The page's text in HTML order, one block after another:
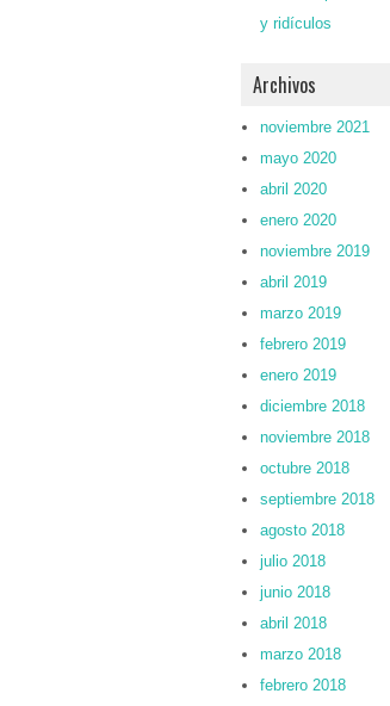
y ridículos
Archivos
noviembre 2021
mayo 2020
abril 2020
enero 2020
noviembre 2019
abril 2019
marzo 2019
febrero 2019
enero 2019
diciembre 2018
noviembre 2018
octubre 2018
septiembre 2018
agosto 2018
julio 2018
junio 2018
abril 2018
marzo 2018
febrero 2018